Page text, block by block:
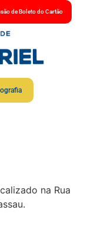
de Boleto do Cartão
na Rua